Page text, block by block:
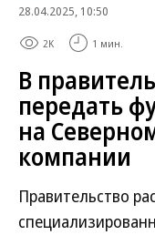
28.04.2025, 10:50
2K 1 мин.
В
передать
на
компании
Правительство